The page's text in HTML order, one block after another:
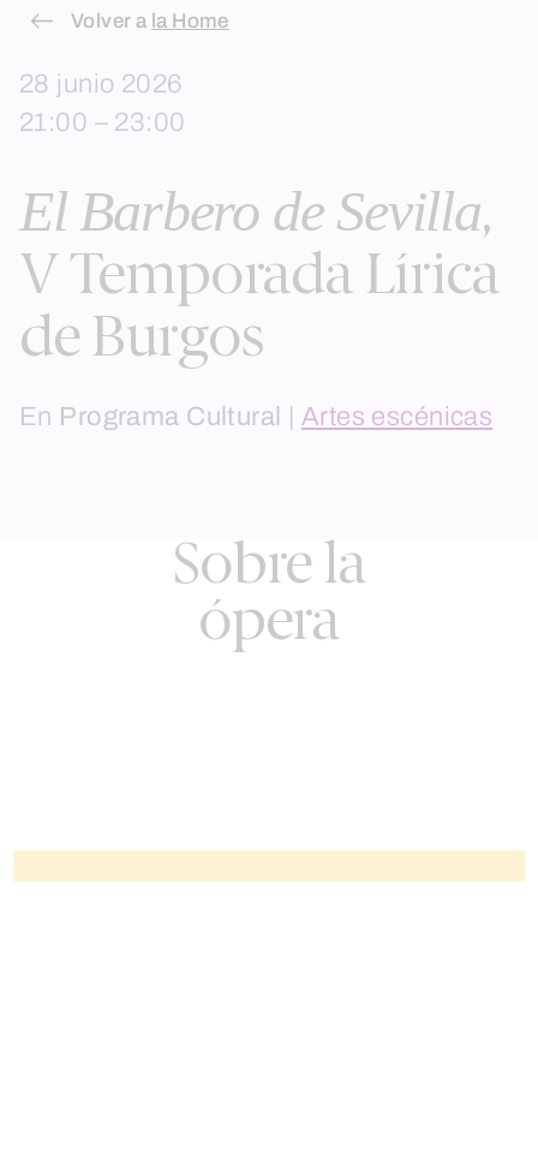
Skip
content
Volver a la Home
28 junio 2026
21:00 – 23:00
El Barbero de Sevilla,
V Temporada Lírica
de Burgos
En Programa Cultural Artes escénicas
Sobre la
ópera